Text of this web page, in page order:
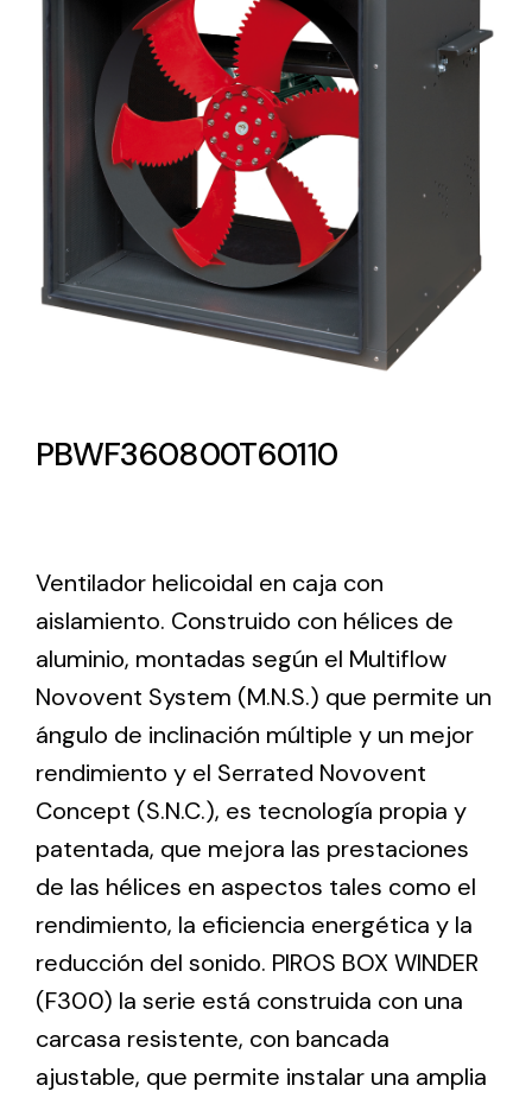
Lighting and Electrical
Equipment
Complete solutions in lighting and electrical
material for each project and need
Ventilation
The incorporation of Novovent into the group
meant a greater offer of ventilation products for
different uses
Iluminación Solar
Variedad de soluciones solares para todo tipo
de necesidades.
PBWF360800T60110
Ventilador helicoidal en caja con
aislamiento. Construido con hélices de
aluminio, montadas según el Multiflow
Novovent System (M.N.S.) que permite un
ángulo de inclinación múltiple y un mejor
rendimiento y el Serrated Novovent
Concept (S.N.C.), es tecnología propia y
patentada, que mejora las prestaciones
de las hélices en aspectos tales como el
rendimiento, la eficiencia energética y la
reducción del sonido. PIROS BOX WINDER
(F300) la serie está construida con una
carcasa resistente, con bancada
ajustable, que permite instalar una amplia